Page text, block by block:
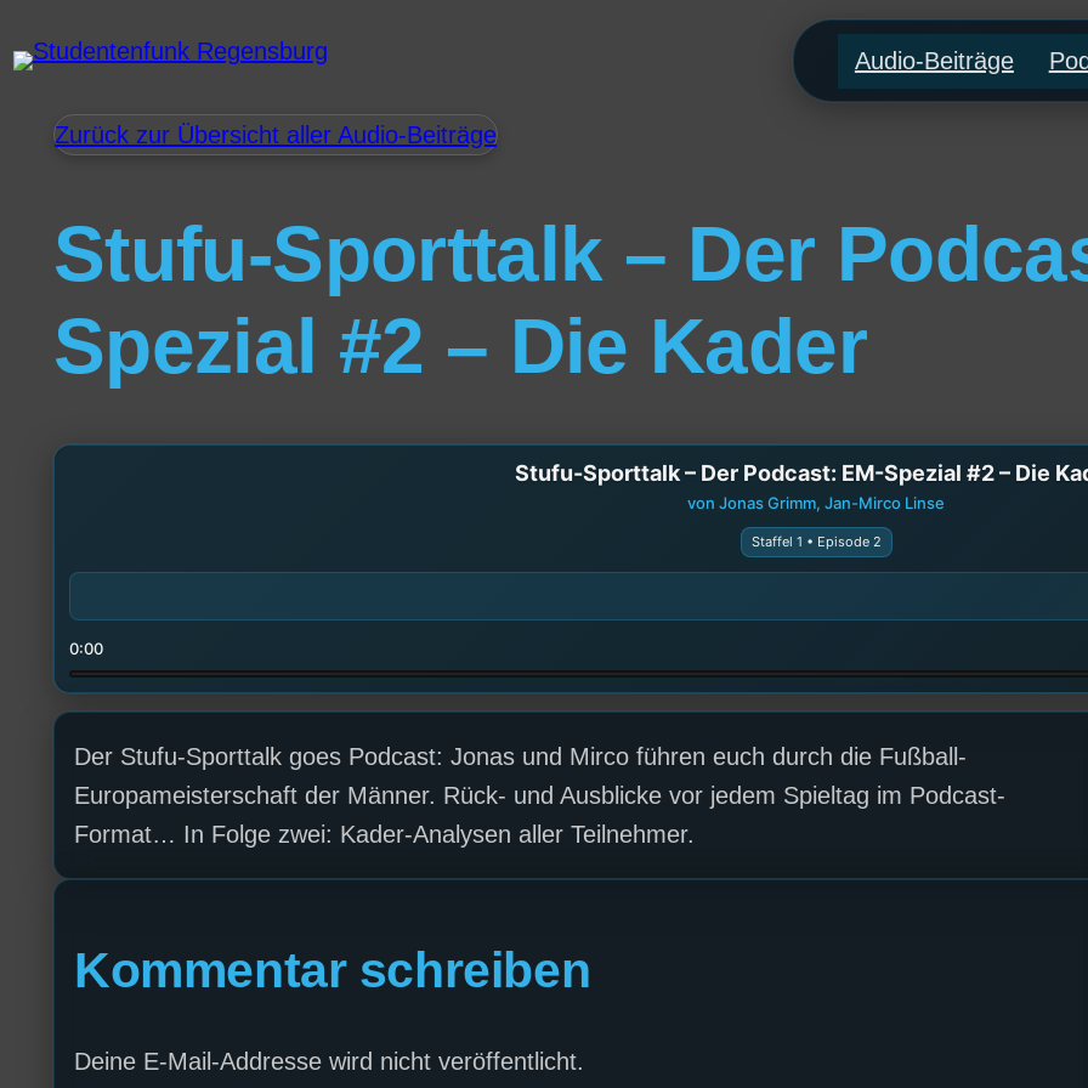
Audio-Beiträge
Zurück zur Übersicht aller Audio-Beiträge
Stufu-Sporttalk – Der
Spezial #2 – Die Kader
Stufu-Sporttalk – Der Podcast: EM-Spezial #2 – Die
von Jonas Grimm, Jan-Mirco Linse
Staffel 1 • Episode 2
0:00
Der Stufu-Sporttalk goes Podcast: Jonas und Mirco führen euch durch die Fußball-
Europameisterschaft der Männer. Rück- und Ausblicke vor jedem Spieltag im Podcast-
Format… In Folge zwei: Kader-Analysen aller Teilnehmer.
Kommentar schreiben
Deine E-Mail-Addresse wird nicht veröffentlicht.